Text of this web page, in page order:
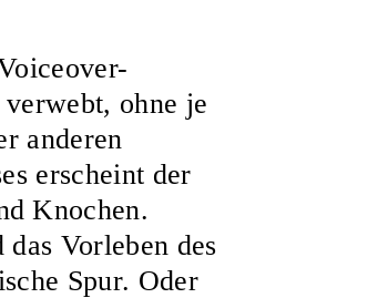
ohne je
anderen
erscheint der
Knochen.
Vorleben des
Spur. Oder